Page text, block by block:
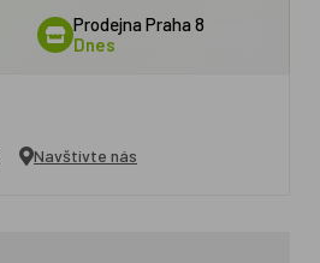
Prodejna Praha 8
Dnes
Navštivte nás